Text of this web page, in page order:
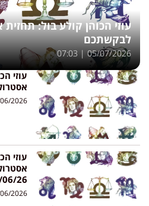
עוזי הכוהן קולע בול:
לבקשתכם
05/07/2026
07:03
עוזי
2026
עוזי
19/06/26 ועד
2026